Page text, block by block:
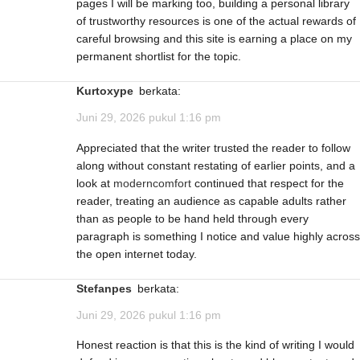
pages I will be marking too, building a personal library
of trustworthy resources is one of the actual rewards of
careful browsing and this site is earning a place on my
permanent shortlist for the topic.
Kurtoxype berkata:
Juni 29, 2026 pukul 1:16 pm
Appreciated that the writer trusted the reader to follow
along without constant restating of earlier points, and a
look at moderncomfort continued that respect for the
reader, treating an audience as capable adults rather
than as people to be hand held through every
paragraph is something I notice and value highly across
the open internet today.
Stefanpes berkata:
Juni 29, 2026 pukul 1:16 pm
Honest reaction is that this is the kind of writing I would